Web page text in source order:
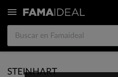

STEINHART